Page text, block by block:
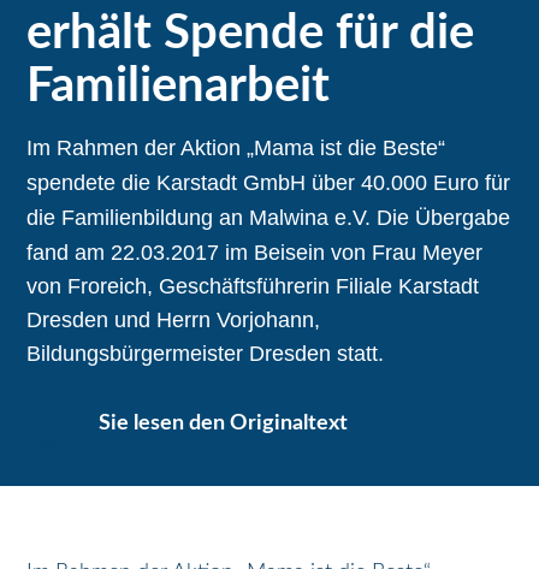
erhält Spende für die
Familienarbeit
Im Rahmen der Aktion „Mama ist die Beste“
spendete die Karstadt GmbH über 40.000 Euro für
die Familienbildung an Malwina e.V. Die Übergabe
fand am 22.03.2017 im Beisein von Frau Meyer
von Froreich, Geschäftsführerin Filiale Karstadt
Dresden und Herrn Vorjohann,
Bildungsbürgermeister Dresden statt.
Sie lesen den Originaltext